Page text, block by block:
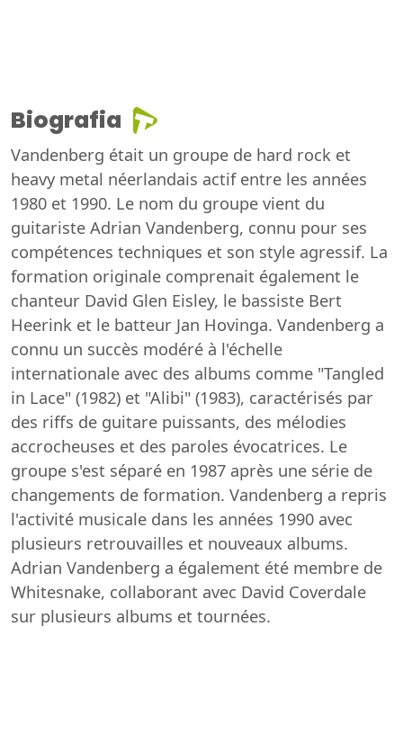
Biografia
Vandenberg était un groupe de hard rock et
heavy metal néerlandais actif entre les années
1980 et 1990. Le nom du groupe vient du
guitariste Adrian Vandenberg, connu pour ses
compétences techniques et son style agressif. La
formation originale comprenait également le
chanteur David Glen Eisley, le bassiste Bert
Heerink et le batteur Jan Hovinga. Vandenberg a
connu un succès modéré à l'échelle
internationale avec des albums comme "Tangled
in Lace" (1982) et "Alibi" (1983), caractérisés par
des riffs de guitare puissants, des mélodies
accrocheuses et des paroles évocatrices. Le
groupe s'est séparé en 1987 après une série de
changements de formation. Vandenberg a repris
l'activité musicale dans les années 1990 avec
plusieurs retrouvailles et nouveaux albums.
Adrian Vandenberg a également été membre de
Whitesnake, collaborant avec David Coverdale
sur plusieurs albums et tournées.